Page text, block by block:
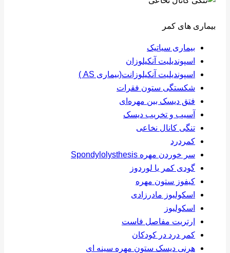
بیماری های کمر
بیماری سیاتیک
اسپوندیلیت آنکیلوزان
اسپوندیلیت آنکیلوزانت(بیماری AS )
شکستگی ستون فقرات
فتق دیسک بین مهره‌ای
آسیب و تخریب دیسک
تنگی کانال نخاعی
کمردرد
سر خوردن مهره Spondylolysthesis
گودی کمر یا لوردوز
کیفوز ستون مهره
اسکولیوز مادرزادی
اسکولیوز
ارتریت مفاصل فاست
کمر درد در کودکان
هرنی دیسک ستون مهره سینه ای